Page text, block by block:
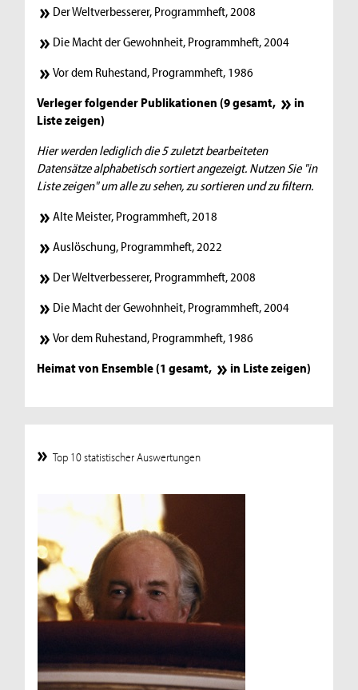
Der Weltverbesserer, Programmheft, 2008
Die Macht der Gewohnheit, Programmheft, 2004
Vor dem Ruhestand, Programmheft, 1986
Verleger folgender Publikationen (9 gesamt,
in
Liste zeigen)
Hier werden lediglich die 5 zuletzt bearbeiteten
Datensätze alphabetisch sortiert angezeigt. Nutzen Sie "in
Liste zeigen" um alle zu sehen, zu sortieren und zu filtern.
Alte Meister, Programmheft, 2018
Auslöschung, Programmheft, 2022
Der Weltverbesserer, Programmheft, 2008
Die Macht der Gewohnheit, Programmheft, 2004
Vor dem Ruhestand, Programmheft, 1986
Heimat von Ensemble (1 gesamt,
in Liste zeigen)
Top 10 statistischer Auswertungen